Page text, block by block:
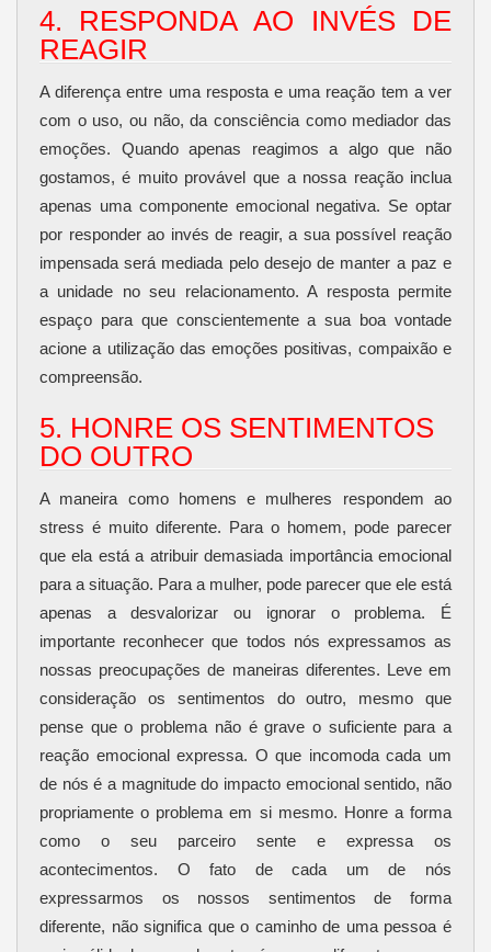
4. RESPONDA AO INVÉS DE
REAGIR
A diferença entre uma resposta e uma reação tem a ver
com o uso, ou não, da consciência como mediador das
emoções. Quando apenas reagimos a algo que não
gostamos, é muito provável que a nossa reação inclua
apenas uma componente emocional negativa. Se optar
por responder ao invés de reagir, a sua possível reação
impensada será mediada pelo desejo de manter a paz e
a unidade no seu relacionamento. A resposta permite
espaço para que conscientemente a sua boa vontade
acione a utilização das emoções positivas, compaixão e
compreensão.
5. HONRE OS SENTIMENTOS
DO OUTRO
A maneira como homens e mulheres respondem ao
stress é muito diferente. Para o homem, pode parecer
que ela está a atribuir demasiada importância emocional
para a situação. Para a mulher, pode parecer que ele está
apenas a desvalorizar ou ignorar o problema. É
importante reconhecer que todos nós expressamos as
nossas preocupações de maneiras diferentes. Leve em
consideração os sentimentos do outro, mesmo que
pense que o problema não é grave o suficiente para a
reação emocional expressa. O que incomoda cada um
de nós é a magnitude do impacto emocional sentido, não
propriamente o problema em si mesmo. Honre a forma
como o seu parceiro sente e expressa os
acontecimentos. O fato de cada um de nós
expressarmos os nossos sentimentos de forma
diferente, não significa que o caminho de uma pessoa é